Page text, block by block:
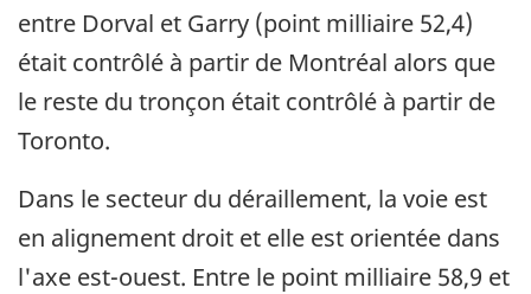
entre Dorval et Garry (point milliaire 52,4)
était contrôlé à partir de Montréal alors que
le reste du tronçon était contrôlé à partir de
Toronto.
Dans le secteur du déraillement, la voie est
en alignement droit et elle est orientée dans
l'axe est-ouest. Entre le point milliaire 58,9 et